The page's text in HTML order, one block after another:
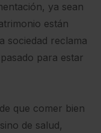
ya sean
están
sociedad reclama
para estar
que comer bien
de salud,